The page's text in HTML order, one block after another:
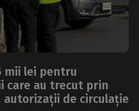
mii lei pentru
care au trecut prin
autorizații de circulație